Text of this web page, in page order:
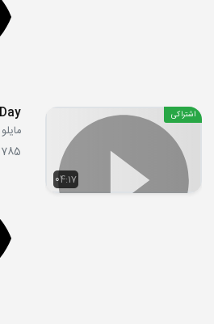
04:17
اشتراکی
مایلو Milo
785